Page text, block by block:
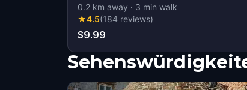
0.2 km away · 3 min walk
★4.5(184 reviews)
$9.99